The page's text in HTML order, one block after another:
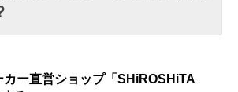
カー直営ショップ「SHiROSHiTA